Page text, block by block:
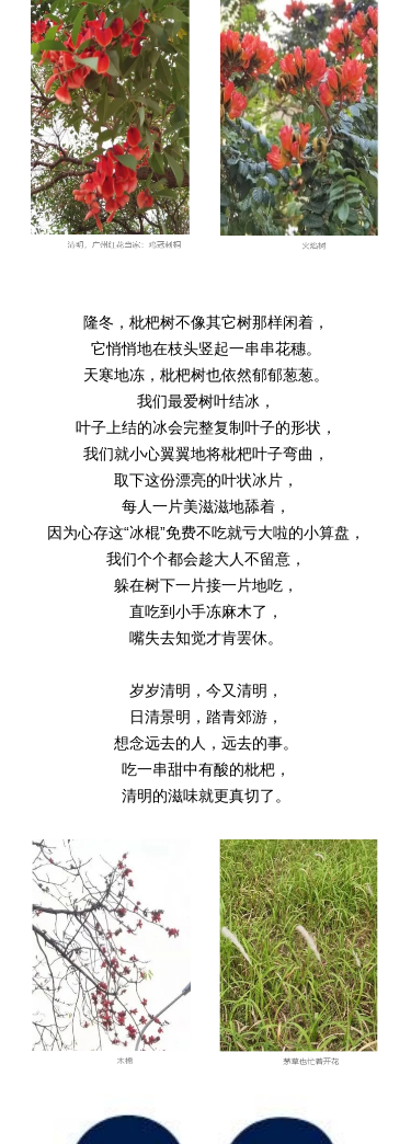
隆冬，枇杷树不像其它树那样闲着，
它悄悄地在枝头竖起一串串花穗。
天寒地冻，枇杷树也依然郁郁葱葱。
我们最爱树叶结冰，
叶子上结的冰会完整复制叶子的形状，
我们就小心翼翼地将枇杷叶子弯曲，
取下这份漂亮的叶状冰片，
每人一片美滋滋地舔着，
因为心存这“冰棍”免费不吃就亏大啦的小算盘，
我们个个都会趁大人不留意，
躲在树下一片接一片地吃，
直吃到小手冻麻木了，
嘴失去知觉才肯罢休。
岁岁清明，今又清明，
日清景明，踏青郊游，
想念远去的人，远去的事。
吃一串甜中有酸的枇杷，
清明的滋味就更真切了。